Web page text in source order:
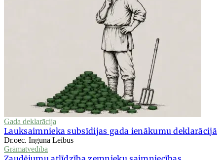
Gada deklarācija
Lauksaimnieka subsīdijas gada ienākumu deklarācijā
Dr.oec. Inguna Leibus
Grāmatvedība